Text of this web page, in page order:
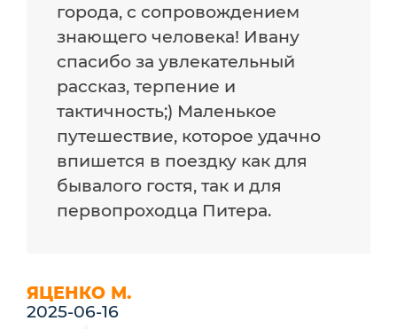
города, с сопровождением
знающего человека! Ивану
спасибо за увлекательный
рассказ, терпение и
тактичность;) Маленькое
путешествие, которое удачно
впишется в поездку как для
бывалого гостя, так и для
первопроходца Питера.
ЯЦЕНКО М.
2025-06-16